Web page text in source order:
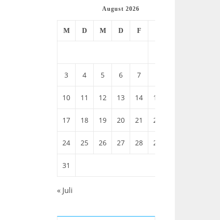
August 2026
M D M D F
3 4 5 6 7
10 11 12 13 14 15
17 18 19 20 21 22
24 25 26 27 28 29
31
« Juli